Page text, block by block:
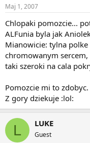
Maj 1, 2007
Chlopaki pomozcie...
ALFunia byla jak
Mianowicie: tylna
chromowanym sercem,
taki szeroki na cala
Pomozcie mi to zdobyc.
Z gory dziekuje :lol:
L LUKE
Guest